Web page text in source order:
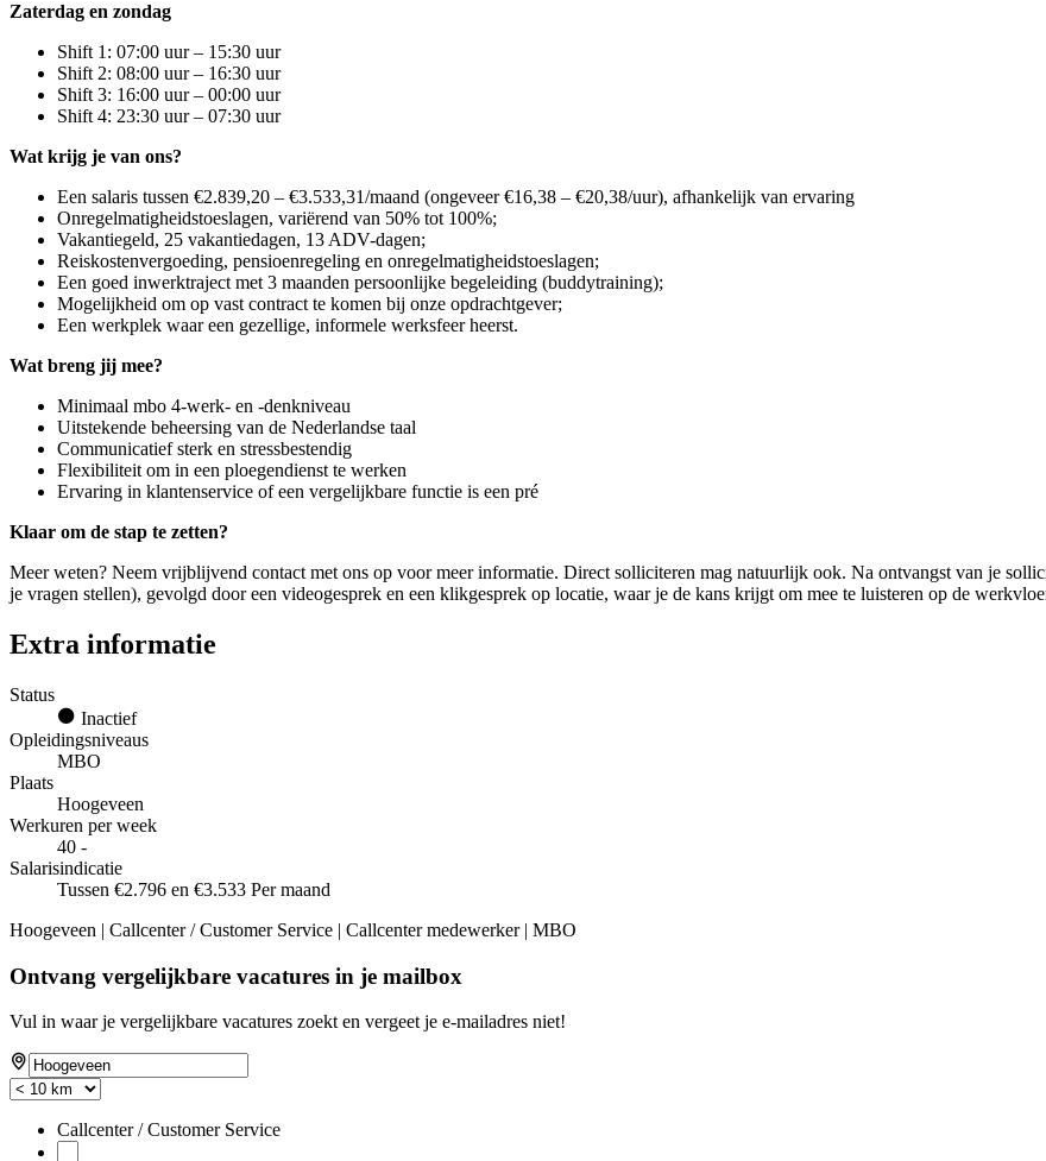
Zaterdag en zondag
Shift 1: 07:00 uur – 15:30 uur
Shift 2: 08:00 uur – 16:30 uur
Shift 3: 16:00 uur – 00:00 uur
Shift 4: 23:30 uur – 07:30 uur
Wat krijg je van ons?
Een salaris tussen €2.839,20 – €3.533,31/maand (ongeveer €16,38 – €20,38/uur), afhankelijk van ervaring
Onregelmatigheidstoeslagen, variërend van 50% tot 100%;
Vakantiegeld, 25 vakantiedagen, 13 ADV-dagen;
Reiskostenvergoeding, pensioenregeling en onregelmatigheidstoeslagen;
Een goed inwerktraject met 3 maanden persoonlijke begeleiding (buddytraining);
Mogelijkheid om op vast contract te komen bij onze opdrachtgever;
Een werkplek waar een gezellige, informele werksfeer heerst.
Wat breng jij mee?
Minimaal mbo 4-werk- en -denkniveau
Uitstekende beheersing van de Nederlandse taal
Communicatief sterk en stressbestendig
Flexibiliteit om in een ploegendienst te werken
Ervaring in klantenservice of een vergelijkbare functie is een pré
Klaar om de stap te zetten?
Meer weten? Neem vrijblijvend contact met ons op voor meer informatie. Direct solliciteren mag natuurlijk ook. Na ontvangst van je
je vragen stellen), gevolgd door een videogesprek en een klikgesprek op locatie, waar je de kans krijgt om mee te luisteren op de
Extra informatie
Status
Inactief
Opleidingsniveaus
MBO
Plaats
Hoogeveen
Werkuren per week
40 -
Salarisindicatie
Tussen €2.796 en €3.533 Per maand
Hoogeveen | Callcenter / Customer Service | Callcenter medewerker | MBO
Ontvang vergelijkbare vacatures in je mailbox
Vul in waar je vergelijkbare vacatures zoekt en vergeet je e-mailadres niet!
Callcenter / Customer Service